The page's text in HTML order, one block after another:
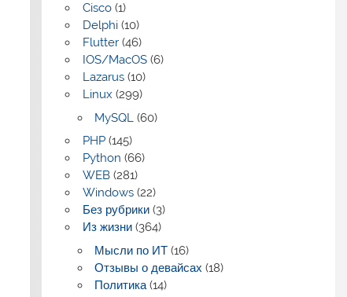
Cisco(1)
Delphi(10)
Flutter(46)
IOS/MacOS(6)
Lazarus(10)
Linux (299)
MySQL(60)
PHP(145)
Python (66)
WEB(281)
Windows(22)
Без рубрики(3)
Из жизни(364)
Мысли по ИТ(16)
Отзывы о девайсах (18)
Политика(14)